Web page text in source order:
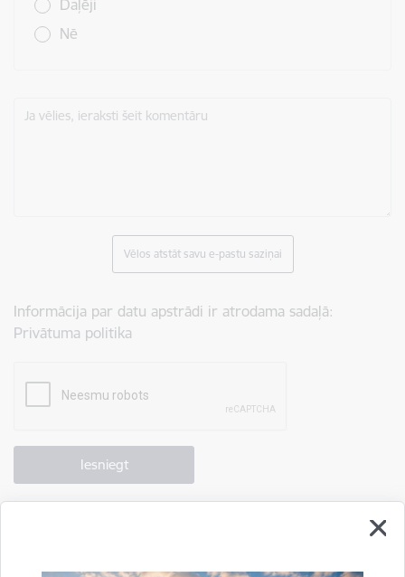
Daļēji
Nē
Ja vēlies, ieraksti šeit komentāru
Vēlos atstāt savu e-pastu saziņai
Informācija par datu apstrādi ir atrodama sadaļā:
Privātuma politika